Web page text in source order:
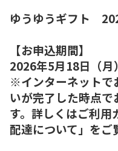
ゆうゆうギフト
【お申込期間】
2026年5月18日（月
※インターネットで
いが完了した時点
す。詳しくはご利用
配達について」をご